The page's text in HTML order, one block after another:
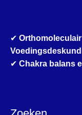
✔
✔ Chakra balans